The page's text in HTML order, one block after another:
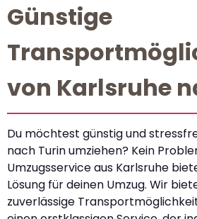
Günstige
von Karlsruhe
Du möchtest günstig und
nach Turin umziehen? Kein
Umzugsservice aus Karlsruhe
Lösung für deinen Umzug. Wir
zuverlässige